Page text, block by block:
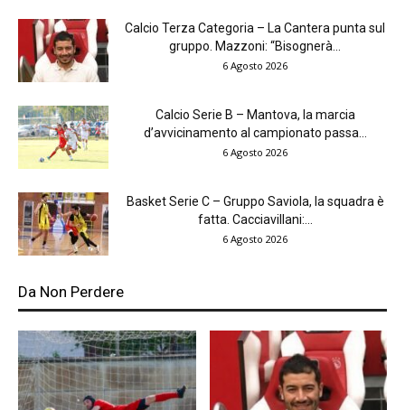
Calcio Terza Categoria – La Cantera punta sul
gruppo. Mazzoni: “Bisognerà...
6 Agosto 2026
Calcio Serie B – Mantova, la marcia
d’avvicinamento al campionato passa...
6 Agosto 2026
Basket Serie C – Gruppo Saviola, la squadra è
fatta. Cacciavillani:...
6 Agosto 2026
Da Non Perdere